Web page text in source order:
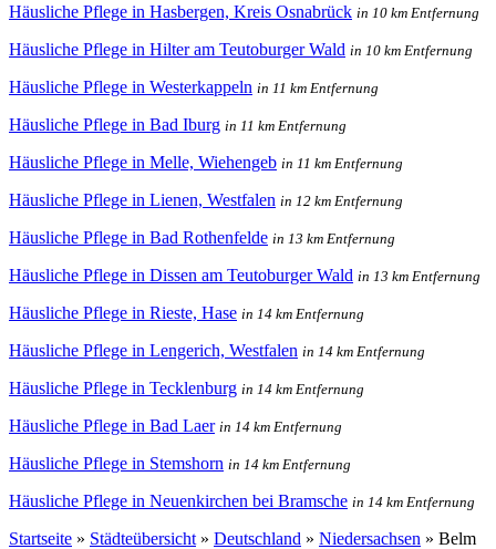
Häusliche Pflege in Hasbergen, Kreis Osnabrück in 10 km Entfernung
Häusliche Pflege in Hilter am Teutoburger Wald in 10 km Entfernung
Häusliche Pflege in Westerkappeln in 11 km Entfernung
Häusliche Pflege in Bad Iburg in 11 km Entfernung
Häusliche Pflege in Melle, Wiehengeb in 11 km Entfernung
Häusliche Pflege in Lienen, Westfalen in 12 km Entfernung
Häusliche Pflege in Bad Rothenfelde in 13 km Entfernung
Häusliche Pflege in Dissen am Teutoburger Wald in 13 km Entfernung
Häusliche Pflege in Rieste, Hase in 14 km Entfernung
Häusliche Pflege in Lengerich, Westfalen in 14 km Entfernung
Häusliche Pflege in Tecklenburg in 14 km Entfernung
Häusliche Pflege in Bad Laer in 14 km Entfernung
Häusliche Pflege in Stemshorn in 14 km Entfernung
Häusliche Pflege in Neuenkirchen bei Bramsche in 14 km Entfernung
Startseite » Städteübersicht » Deutschland » Niedersachsen » Belm